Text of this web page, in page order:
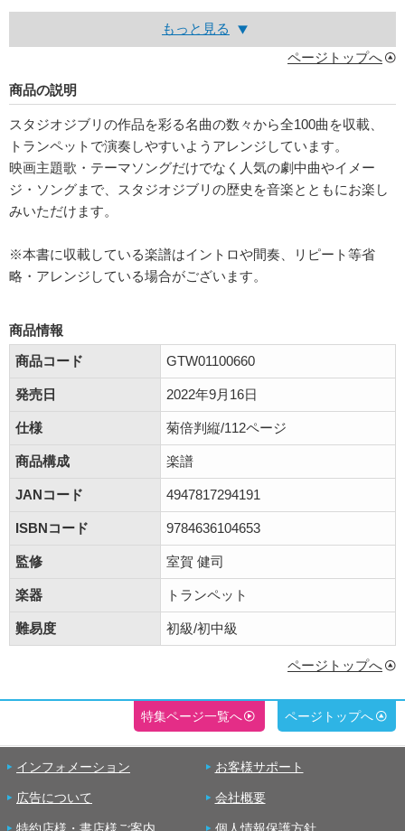
もっと見る
ページトップへ
商品の説明
スタジオジブリの作品を彩る名曲の数々から全100曲を収載、
トランペットで演奏しやすいようアレンジしています。
映画主題歌・テーマソングだけでなく人気の劇中曲やイメー
ジ・ソングまで、スタジオジブリの歴史を音楽とともにお楽し
みいただけます。
※本書に収載している楽譜はイントロや間奏、リピート等省
略・アレンジしている場合がございます。
商品情報
商品コード
GTW01100660
発売日 2022年9月16日
仕様 菊倍判縦/112ページ
商品構成 楽譜
JANコード 4947817294191
ISBNコード 9784636104653
監修 室賀 健司
楽器 トランペット
難易度 初級/初中級
ページトップへ
特集ページ一覧へ ページトップへ
インフォメーション お客様サポート
広告について 会社概要